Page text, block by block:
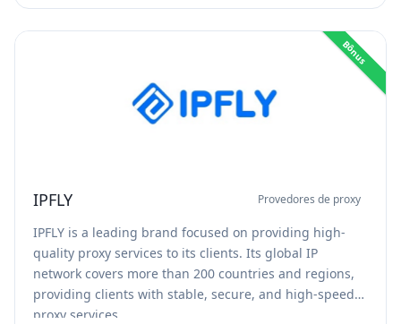
Bônus
IPFLY Provedores de proxy
IPFLY is a leading brand focused on providing high-
quality proxy services to its clients. Its global IP
network covers more than 200 countries and regions,
providing clients with stable, secure, and high-speed
proxy services.